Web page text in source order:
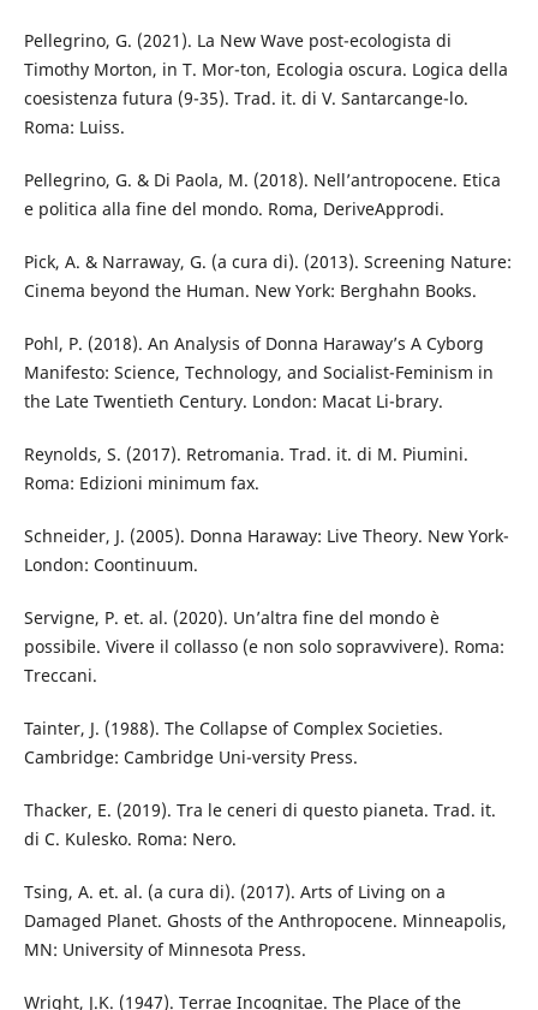
Pellegrino, G. (2021). La New Wave post-ecologista di
Timothy Morton, in T. Mor-ton, Ecologia oscura. Logica della
coesistenza futura (9-35). Trad. it. di V. Santarcange-lo.
Roma: Luiss.
Pellegrino, G. & Di Paola, M. (2018). Nell’antropocene. Etica
e politica alla fine del mondo. Roma, DeriveApprodi.
Pick, A. & Narraway, G. (a cura di). (2013). Screening Nature:
Cinema beyond the Human. New York: Berghahn Books.
Pohl, P. (2018). An Analysis of Donna Haraway’s A Cyborg
Manifesto: Science, Technology, and Socialist-Feminism in
the Late Twentieth Century. London: Macat Li-brary.
Reynolds, S. (2017). Retromania. Trad. it. di M. Piumini.
Roma: Edizioni minimum fax.
Schneider, J. (2005). Donna Haraway: Live Theory. New York-
London: Coontinuum.
Servigne, P. et. al. (2020). Un’altra fine del mondo è
possibile. Vivere il collasso (e non solo sopravvivere). Roma:
Treccani.
Tainter, J. (1988). The Collapse of Complex Societies.
Cambridge: Cambridge Uni-versity Press.
Thacker, E. (2019). Tra le ceneri di questo pianeta. Trad. it.
di C. Kulesko. Roma: Nero.
Tsing, A. et. al. (a cura di). (2017). Arts of Living on a
Damaged Planet. Ghosts of the Anthropocene. Minneapolis,
MN: University of Minnesota Press.
Wright, J.K. (1947). Terrae Incognitae. The Place of the